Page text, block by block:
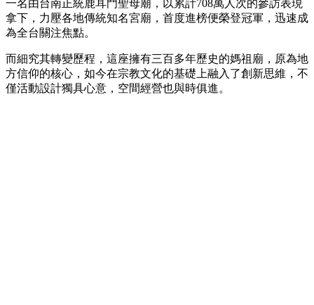
一名由台南正統鹿耳門聖母廟，以累計708萬人次的參訪表現
拿下，力壓各地傳統知名宮廟，首度進榜便榮登冠軍，迅速成
為全台關注焦點。
而細究其轉變歷程，這座擁有三百多年歷史的媽祖廟，原為地
方信仰的核心，如今在宗教文化的基礎上融入了創新思維，不
僅活動設計獨具心意，空間經營也與時俱進。